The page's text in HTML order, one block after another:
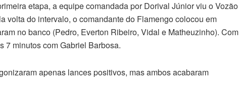
etapa, a equipe comandada por Dorival Júnior viu o Vozão
volta do intervalo, o comandante do Flamengo colocou em
no banco (Pedro, Everton Ribeiro, Vidal e Matheuzinho). Com
7 minutos com Gabriel Barbosa.
apenas lances positivos, mas ambos acabaram